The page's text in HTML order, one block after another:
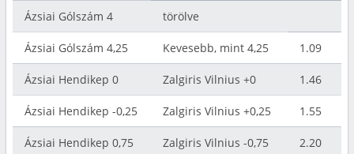
Ázsiai Gólszám 4 törölve
Ázsiai Gólszám 4,25 Kevesebb, mint 4,25 1.09
Ázsiai Hendikep 0 Zalgiris Vilnius +0 1.46
Ázsiai Hendikep -0,25 Zalgiris Vilnius +0,25 1.55
Ázsiai Hendikep 0,75 Zalgiris Vilnius -0,75 2.20